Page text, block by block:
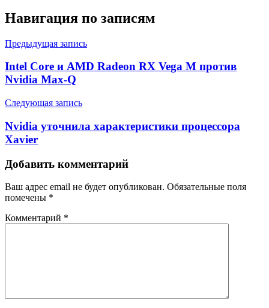
Навигация по записям
Предыдущая запись
Intel Core и AMD Radeon RX Vega M против
Nvidia Max-Q
Следующая запись
Nvidia уточнила характеристики процессора
Xavier
Добавить комментарий
Ваш адрес email не будет опубликован. Обязательные поля
помечены *
Комментарий *